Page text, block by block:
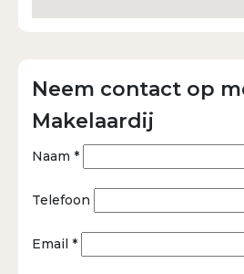
Neem contact op
Makelaardij
Naam *
Telefoon
Email *